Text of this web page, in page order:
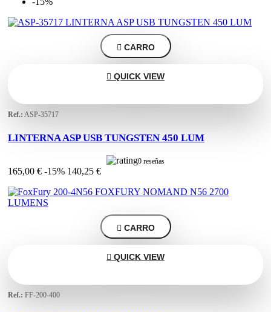
 CARRO
 QUICK VIEW
Ref.: ASP-35717
LINTERNA ASP USB TUNGSTEN 450 LUM
0 reseñas
165,00 € -15% 140,25 €
 CARRO
 QUICK VIEW
Ref.: FF-200-400